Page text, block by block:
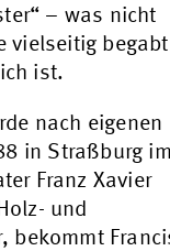
– was nicht
vielseitig
ist.
nach eigenen
in Straßburg
Franz Xavier
und
bekommt